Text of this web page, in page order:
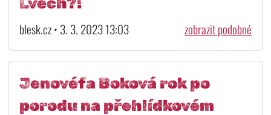
blesk.cz • 3. 3. 2023 13:03 zobrazit podobné
Jenovéfa Boková rok po
porodu na přehlídkovém